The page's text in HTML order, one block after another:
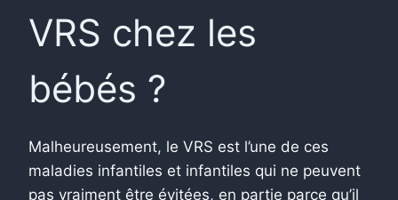
VRS chez les
bébés ?
Malheureusement, le VRS est l’une de ces
maladies infantiles et infantiles qui ne peuvent
pas vraiment être évitées, en partie parce qu’il